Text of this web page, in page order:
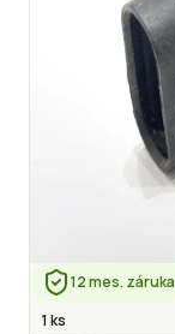
12 mes. záruka
1 ks